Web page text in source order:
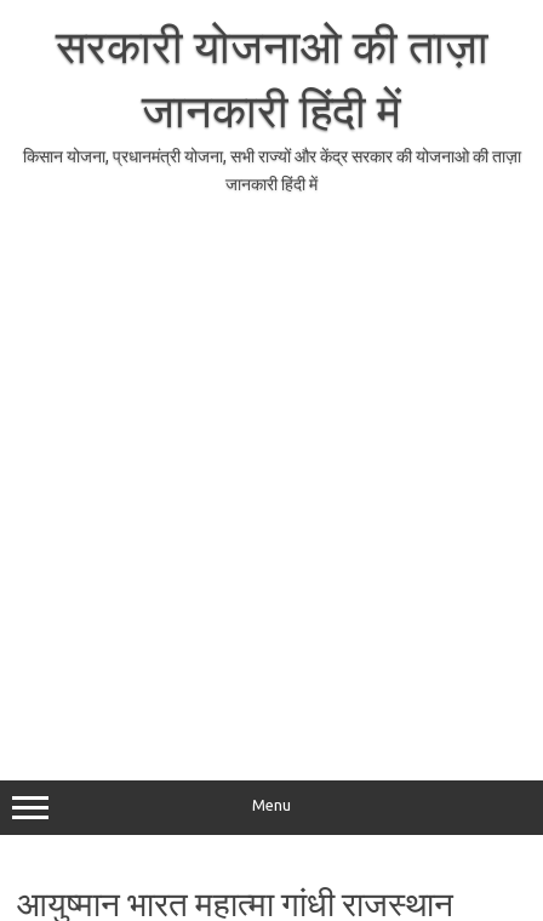
contentसरकारी योजनाओ की ताज़ा
जानकारी हिंदी में
किसान योजना, प्रधानमंत्री योजना, सभी राज्यों और केंद्र सरकार की योजनाओ की ताज़ा
जानकारी हिंदी में
Menu
आयुष्मान भारत महात्मा गांधी राजस्थान